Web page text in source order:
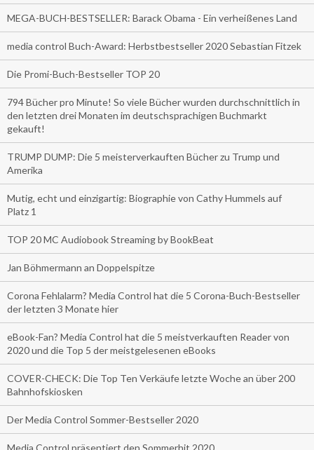
MEGA-BUCH-BESTSELLER: Barack Obama - Ein verheißenes Land
media control Buch-Award: Herbstbestseller 2020 Sebastian Fitzek
Die Promi-Buch-Bestseller TOP 20
794 Bücher pro Minute! So viele Bücher wurden durchschnittlich in
den letzten drei Monaten im deutschsprachigen Buchmarkt
gekauft!
TRUMP DUMP: Die 5 meisterverkauften Bücher zu Trump und
Amerika
Mutig, echt und einzigartig: Biographie von Cathy Hummels auf
Platz 1
TOP 20 MC Audiobook Streaming by BookBeat
Jan Böhmermann an Doppelspitze
Corona Fehlalarm? Media Control hat die 5 Corona-Buch-Bestseller
der letzten 3 Monate hier
eBook-Fan? Media Control hat die 5 meistverkauften Reader von
2020 und die Top 5 der meistgelesenen eBooks
COVER-CHECK: Die Top Ten Verkäufe letzte Woche an über 200
Bahnhofskiosken
Der Media Control Sommer-Bestseller 2020